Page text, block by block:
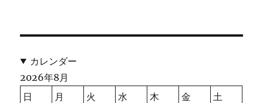
カレンダー
2026年8月
日
月 火 水 木 金
土